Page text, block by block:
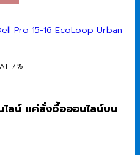
Pro 15-16 EcoLoop Urban
7%
ลน์ แค่สั่งซื้อออนไลน์บน